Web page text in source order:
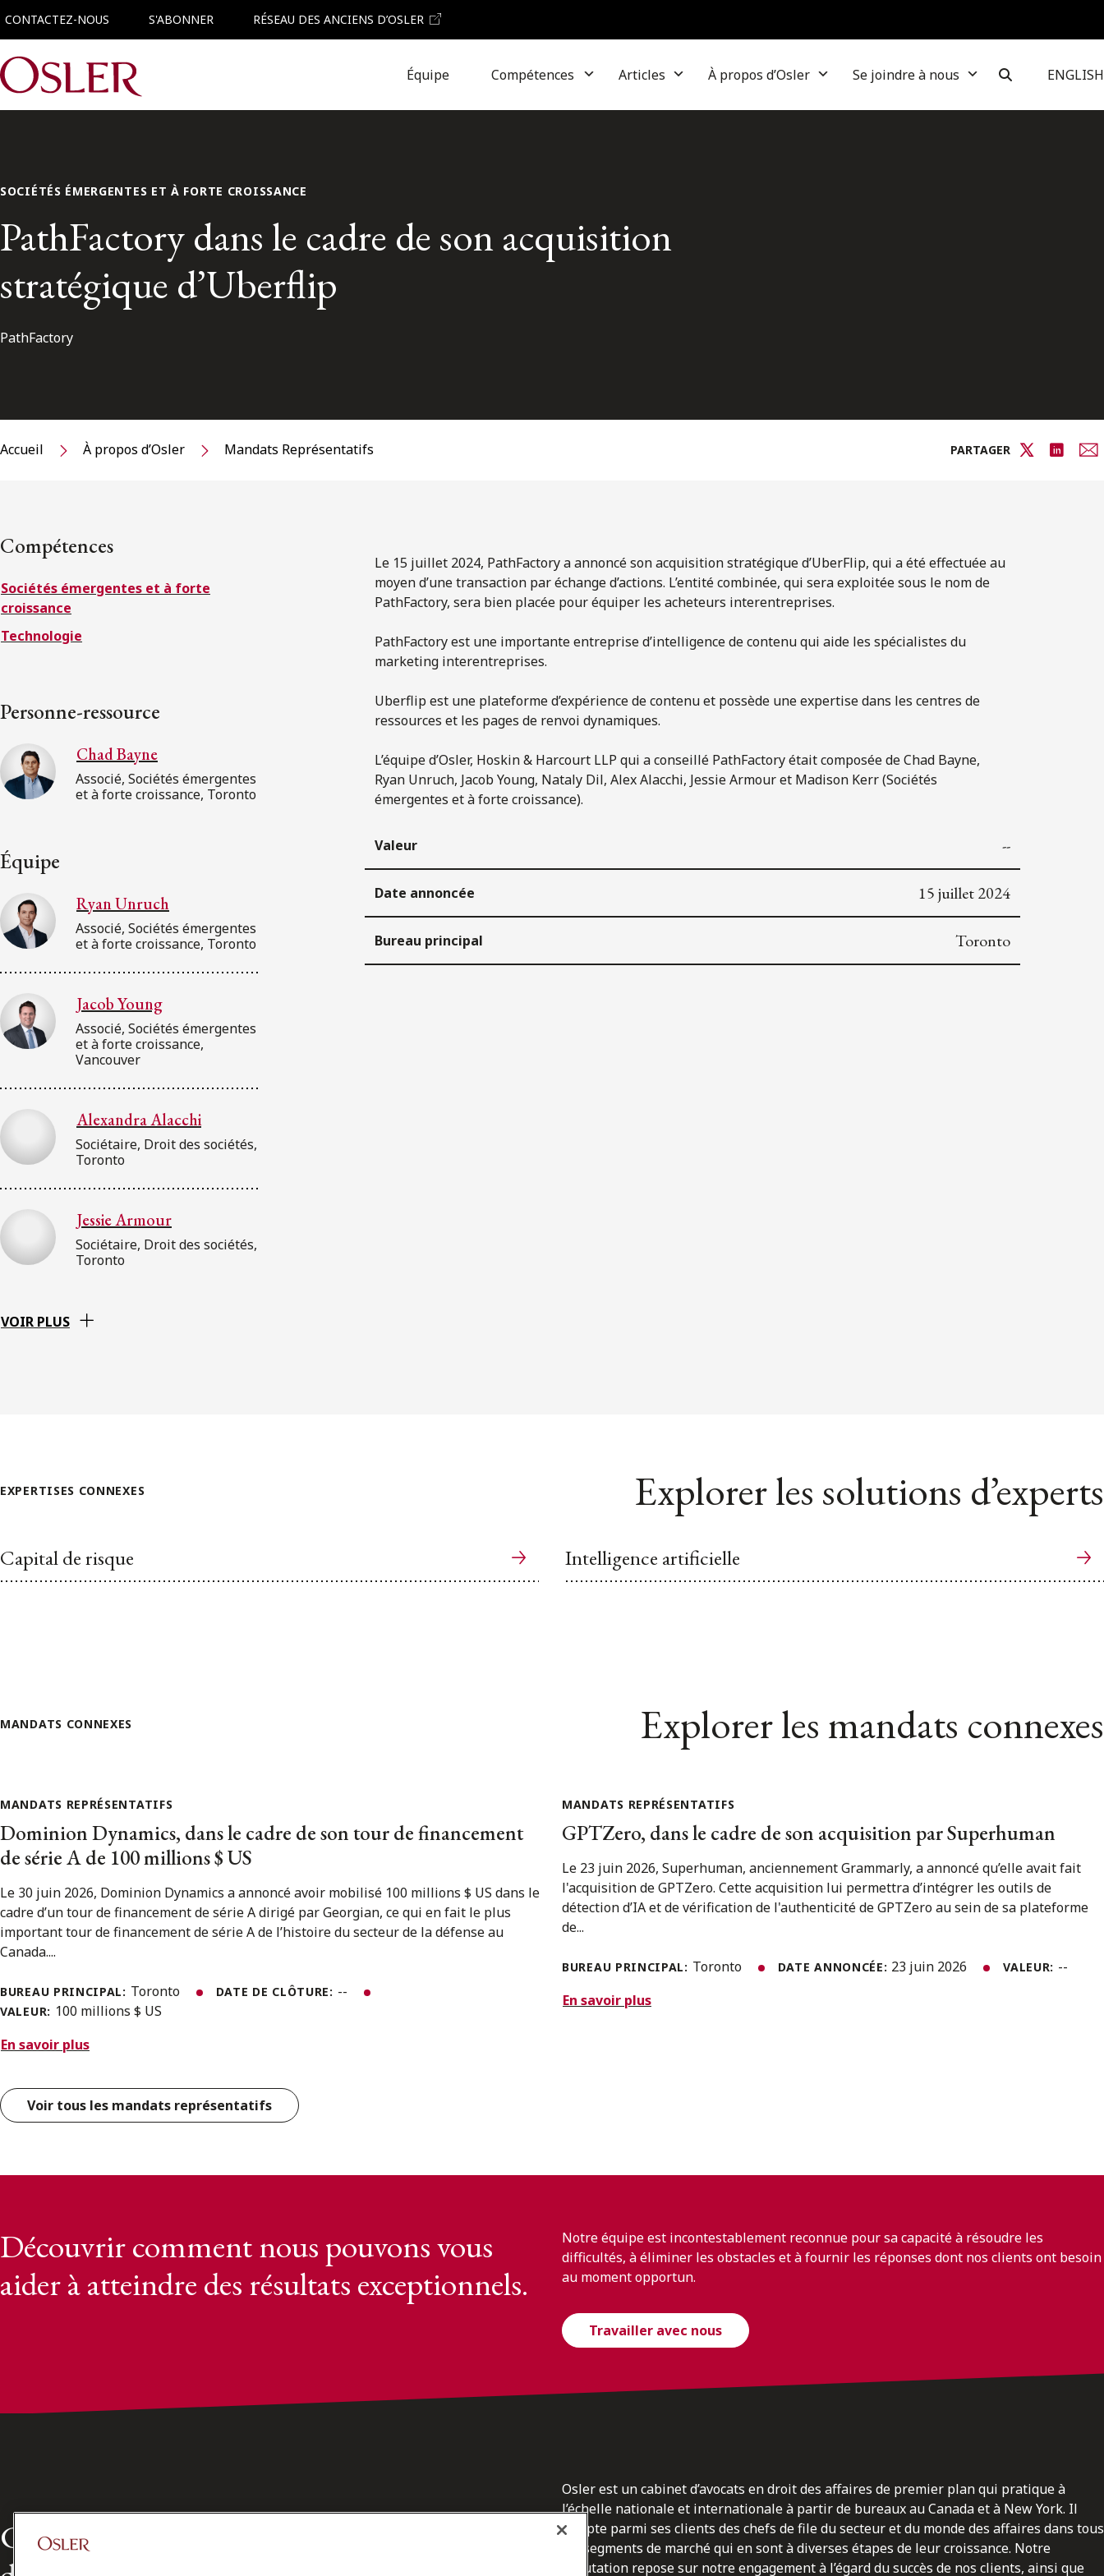
CONTACTEZ-NOUS S'ABONNER RÉSEAU DES ANCIENS D’OSLER
Main Navigation Équipe Compétences Articles À propos d’Osler Se joindre à nous ENGLISH
SOCIÉTÉS ÉMERGENTES ET À FORTE CROISSANCE
PathFactory dans le cadre de son acquisition
stratégique d’Uberflip
PathFactory
Accueil À propos d’Osler Mandats Représentatifs PARTAGER
Compétences
Sociétés émergentes et à forte
croissance
Technologie
Personne-ressource
Chad Bayne
Associé, Sociétés émergentes
et à forte croissance, Toronto
Équipe
Ryan Unruch
Associé, Sociétés émergentes
et à forte croissance, Toronto
Jacob Young
Associé, Sociétés émergentes
et à forte croissance,
Vancouver
Alexandra Alacchi
Sociétaire, Droit des sociétés,
Toronto
Jessie Armour
Sociétaire, Droit des sociétés,
Toronto
VOIR PLUS
Le 15 juillet 2024, PathFactory a annoncé son acquisition stratégique d’UberFlip, qui a été effectuée au
moyen d’une transaction par échange d’actions. L’entité combinée, qui sera exploitée sous le nom de
PathFactory, sera bien placée pour équiper les acheteurs interentreprises.
PathFactory est une importante entreprise d’intelligence de contenu qui aide les spécialistes du
marketing interentreprises.
Uberflip est une plateforme d’expérience de contenu et possède une expertise dans les centres de
ressources et les pages de renvoi dynamiques.
L’équipe d’Osler, Hoskin & Harcourt LLP qui a conseillé PathFactory était composée de Chad Bayne,
Ryan Unruch, Jacob Young, Nataly Dil, Alex Alacchi, Jessie Armour et Madison Kerr (Sociétés
émergentes et à forte croissance).
Valeur --
Date annoncée 15 juillet 2024
Bureau principal Toronto
EXPERTISES CONNEXES Explorer les solutions d’experts
Capital de risque Intelligence artificielle
MANDATS CONNEXES Explorer les mandats connexes
MANDATS REPRÉSENTATIFS
Dominion Dynamics, dans le cadre de son tour de financement
de série A de 100 millions $ US
Le 30 juin 2026, Dominion Dynamics a annoncé avoir mobilisé 100 millions $ US dans le
cadre d’un tour de financement de série A dirigé par Georgian, ce qui en fait le plus
important tour de financement de série A de l’histoire du secteur de la défense au
Canada....
BUREAU PRINCIPAL: Toronto DATE DE CLÔTURE: --
VALEUR: 100 millions $ US
En savoir plus
MANDATS REPRÉSENTATIFS
GPTZero, dans le cadre de son acquisition par Superhuman
Le 23 juin 2026, Superhuman, anciennement Grammarly, a annoncé qu’elle avait fait
l'acquisition de GPTZero. Cette acquisition lui permettra d’intégrer les outils de
détection d’IA et de vérification de l'authenticité de GPTZero au sein de sa plateforme
de...
BUREAU PRINCIPAL: Toronto DATE ANNONCÉE: 23 juin 2026 VALEUR: --
En savoir plus
Voir tous les mandats représentatifs
Découvrir comment nous pouvons vous
aider à atteindre des résultats exceptionnels.
Notre équipe est incontestablement reconnue pour sa capacité à résoudre les
difficultés, à éliminer les obstacles et à fournir les réponses dont nos clients ont besoin
au moment opportun.
Travailler avec nous
Chef de file dans le domaine du
Osler est un cabinet d’avocats en droit des affaires de premier plan qui pratique à
l’échelle nationale et internationale à partir de bureaux au Canada et à New York. Il
compte parmi ses clients des chefs de file du secteur et du monde des affaires dans tous
les segments de marché qui en sont à diverses étapes de leur croissance. Notre
réputation repose sur notre engagement à l’égard du succès de nos clients, ainsi que